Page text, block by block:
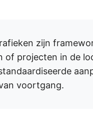
zijn
projecten in de
voortgang.